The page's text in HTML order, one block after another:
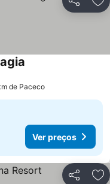
Partilhar
de Paceco
Ver preços
Partilhar